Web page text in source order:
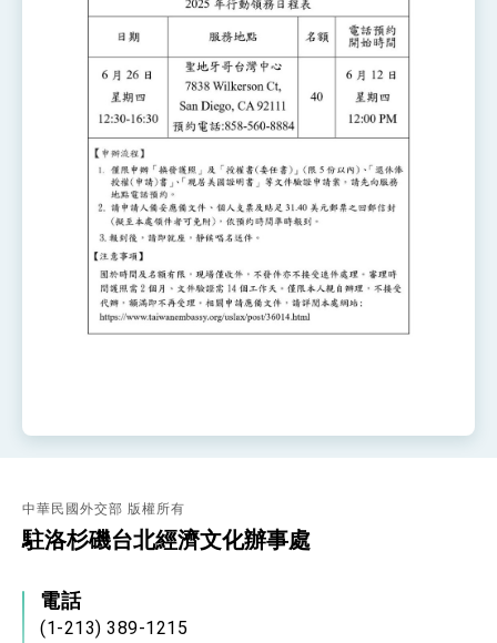
總統重要談話
外交部重要言論
我國政府將在美國亞利桑納州設立「駐鳳凰城辦
事處」，進一步深化台美交流合作
中華民國外交部 版權所有
駐洛杉磯台北經濟文化辦事處
電話
(1-213) 389-1215